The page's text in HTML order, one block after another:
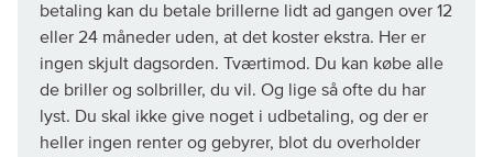
betaling kan du betale brillerne lidt ad gangen over 12
eller 24 måneder uden, at det koster ekstra. Her er
ingen skjult dagsorden. Tværtimod. Du kan købe alle
de briller og solbriller, du vil. Og lige så ofte du har
lyst. Du skal ikke give noget i udbetaling, og der er
heller ingen renter og gebyrer, blot du overholder